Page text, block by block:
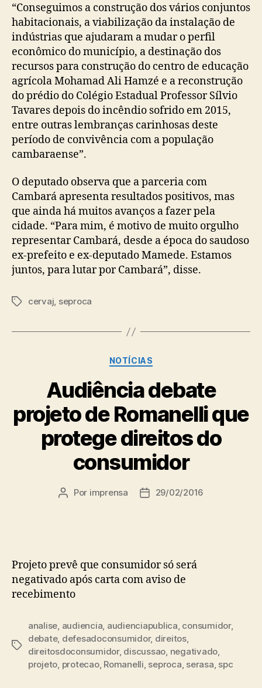
“Conseguimos a construção dos vários conjuntos
habitacionais, a viabilização da instalação de
indústrias que ajudaram a mudar o perfil
econômico do município, a destinação dos
recursos para construção do centro de educação
agrícola Mohamad Ali Hamzé e a reconstrução
do prédio do Colégio Estadual Professor Sílvio
Tavares depois do incêndio sofrido em 2015,
entre outras lembranças carinhosas deste
período de convivência com a população
cambaraense”.
O deputado observa que a parceria com
Cambará apresenta resultados positivos, mas
que ainda há muitos avanços a fazer pela
cidade. “Para mim, é motivo de muito orgulho
representar Cambará, desde a época do saudoso
ex-prefeito e ex-deputado Mamede. Estamos
juntos, para lutar por Cambará”, disse.
Tagscervaj, seproca
Categorias
NOTÍCIAS
Audiência debate
projeto de Romanelli que
protege direitos do
consumidor
Autor
Por imprensa
Data29/02/2016
Projeto prevê que consumidor só será
negativado após carta com aviso de
recebimento
Tags
analise audiencia audienciapublica consumidor,
debate, defesadoconsumidor, direitos,
direitosdoconsumidor, discussao negativado
projeto protecao, Romanelli seproca serasa spc